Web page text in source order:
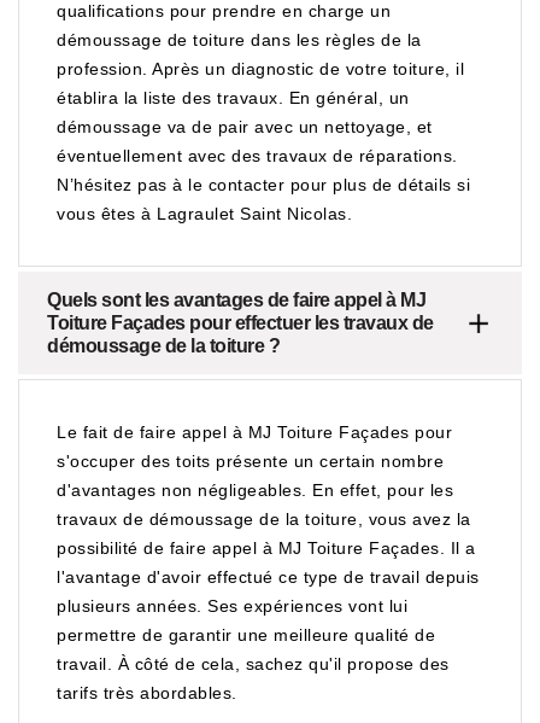
qualifications pour prendre en charge un
démoussage de toiture dans les règles de la
profession. Après un diagnostic de votre toiture, il
établira la liste des travaux. En général, un
démoussage va de pair avec un nettoyage, et
éventuellement avec des travaux de réparations.
N’hésitez pas à le contacter pour plus de détails si
vous êtes à Lagraulet Saint Nicolas.
Quels sont les avantages de faire appel à MJ
Toiture Façades pour effectuer les travaux de
démoussage de la toiture ?
Le fait de faire appel à MJ Toiture Façades pour
s'occuper des toits présente un certain nombre
d'avantages non négligeables. En effet, pour les
travaux de démoussage de la toiture, vous avez la
possibilité de faire appel à MJ Toiture Façades. Il a
l'avantage d'avoir effectué ce type de travail depuis
plusieurs années. Ses expériences vont lui
permettre de garantir une meilleure qualité de
travail. À côté de cela, sachez qu'il propose des
tarifs très abordables.